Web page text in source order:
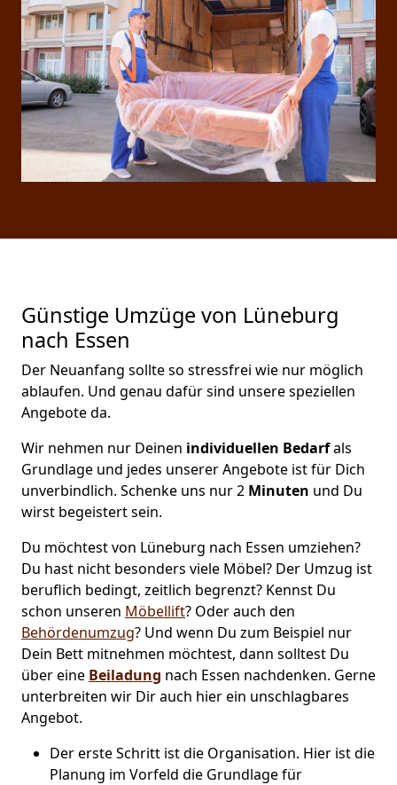
Günstige Umzüge von Lüneburg
nach Essen
Der Neuanfang sollte so stressfrei wie nur möglich
ablaufen. Und genau dafür sind unsere speziellen
Angebote da.
Wir nehmen nur Deinen individuellen Bedarfals
Grundlage und jedes unserer Angebote ist für Dich
unverbindlich. Schenke uns nur 2 Minuten und Du
wirst begeistert sein.
Du möchtest von Lüneburg nach Essen umziehen?
Du hast nicht besonders viele Möbel? Der Umzug ist
beruflich bedingt, zeitlich begrenzt? Kennst Du
schon unseren Möbellift? Oder auch den
Behördenumzug? Und wenn Du zum Beispiel nur
Dein Bett mitnehmen möchtest, dann solltest Du
über eine Beiladung nach Essen nachdenken. Gerne
unterbreiten wir Dir auch hier ein unschlagbares
Angebot.
Der erste Schritt ist die Organisation. Hier ist die
Planung im Vorfeld die Grundlage für